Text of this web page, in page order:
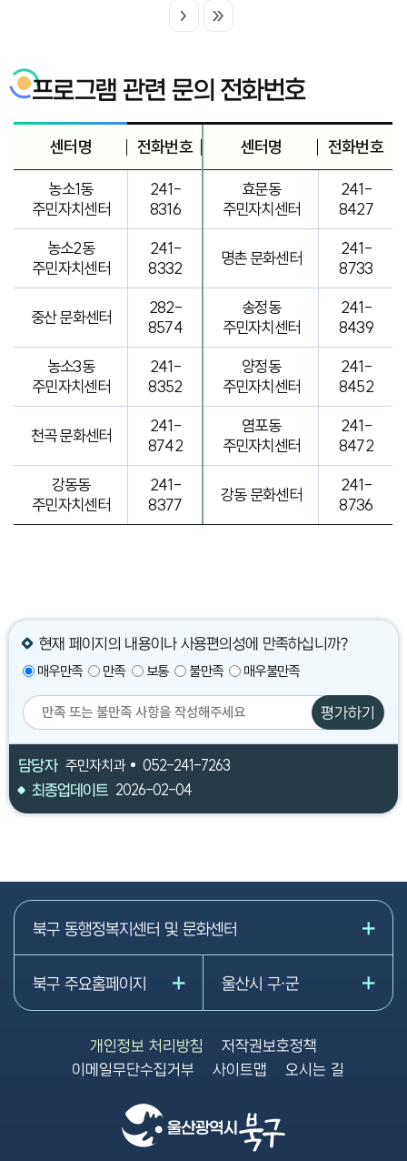
프로그램 관련 문의 전화번호
센터명 전화번호 센터명 전화번호
농소1동
주민자치센터
241-
8316
효문동
주민자치센터
241-
8427
농소2동
주민자치센터
241-
8332
명촌 문화센터
241-
8733
중산 문화센터
282-
8574
송정동
주민자치센터
241-
8439
농소3동
주민자치센터
241-
8352
양정동
주민자치센터
241-
8452
천곡 문화센터
241-
8742
염포동
주민자치센터
241-
8472
강동동
주민자치센터
241-
8377
강동 문화센터
241-
8736
현재 페이지의 내용이나 사용편의성에 만족하십니까?
매우만족 만족 보통 불만족 매우불만족
평가하기
담당자 주민자치과
052-241-7263
최종업데이트 2026-02-04
북구 동행정복지센터 및 문화센터
북구 주요홈페이지 울산시 구·군
개인정보 처리방침
저작권보호정책
이메일무단수집거부
사이트맵 오시는 길